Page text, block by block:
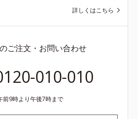
詳しくはこちら
ご注文・お問い合わせ
010-010
前9時より午後7時まで